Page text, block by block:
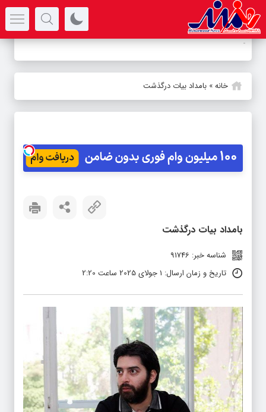
-
خانه» بامداد بیات درگذشت
بامداد بیات درگذشت
شناسه خبر: 91746
تاریخ و زمان ارسال: 1 جولای 2025 ساعت 2:20